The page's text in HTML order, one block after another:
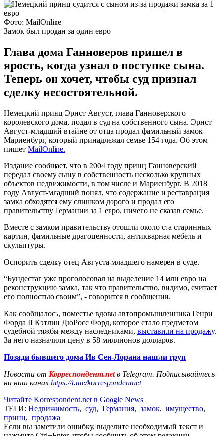
Фото: MailOnline
Замок был продан за один евро
Глава дома Ганноверов пришел в
ярость, когда узнал о поступке сына.
Теперь он хочет, чтобы суд признал
сделку несостоятельной.
Немецкий принц Эрнст Август, глава Ганноверского
королевского дома, подал в суд на собственного сына. Эрнст
Август-младший втайне от отца продал фамильный замок
Мариенбург, который принадлежал семье 154 года. Об этом
пишет MailOnline.
Издание сообщает, что в 2004 году принц Ганноверский
передал своему сыну в собственность несколько крупных
объектов недвижимости, в том числе и Мариенбург. В 2018
году Август-младший понял, что содержание и реставрация
замка обходятся ему слишком дорого и продал его
правительству Германии за 1 евро, ничего не сказав семье.
Вместе с замком правительству отошли около ста старинных
картин, фамильные драгоценности, антикварная мебель и
скульптуры.
Оспорить сделку отец Августа-младшего намерен в суде.
“Бундестаг уже проголосовал на выделение 14 млн евро на
реконструкцию замка, так что правительство, видимо, считает
его полностью своим”, - говорится в сообщении.
Как сообщалось, поместье вдовы автопромышленника Генри
Форда II Кэтлин ДюРосс Форд, которое стало предметом
судебной тяжбы между наследниками, выставили на продажу.
За него назначили цену в 58 миллионов долларов.
Позади бывшего дома Ив Сен-Лорана нашли труп
Новости от Корреспондент.netв Telegram. Подписывайтесь
на наш канал https://t.me/korrespondentnet
Читайте Korrespondent.net в Google News
ТЕГИ: Недвижимость, суд, Германия, замок, имущество,
принц, продажа
Если вы заметили ошибку, выделите необходимый текст и